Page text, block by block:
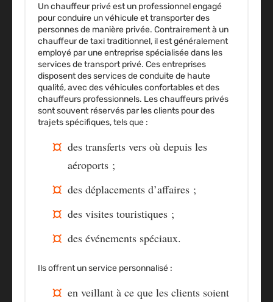
Un chauffeur privé est un professionnel engagé
pour conduire un véhicule ettransporter des
personnes de manière privée. Contrairement à un
chauffeur de taxi traditionnel, il est généralement
employé par une entreprise spécialiséedans les
services de transport privé. Ces entreprises
disposent desservices de conduite de haute
qualité, avec desvéhicules confortableset des
chauffeurs professionnels. Les chauffeurs privés
sont souventréservés par les clients pour des
trajets spécifiques, tels que :
des transferts vers où depuis les
aéroports ;
des déplacements d’affaires ;
des visites touristiques ;
des événements spéciaux.
Ils offrent un service personnalisé :
en veillant à ce que les clients soient